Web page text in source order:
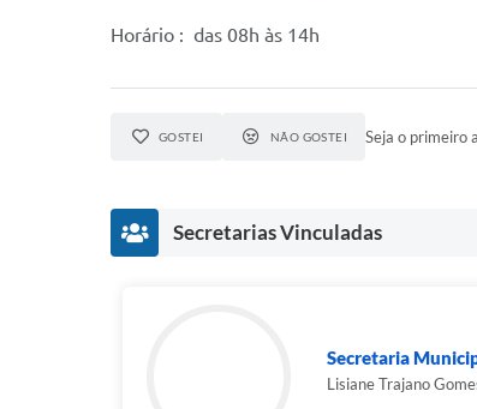
Horário : das 08h às 14h
GOSTEI NÃO GOSTEI Seja o primeiro
Secretarias Vinculadas
Secretaria
Lisiane Trajano